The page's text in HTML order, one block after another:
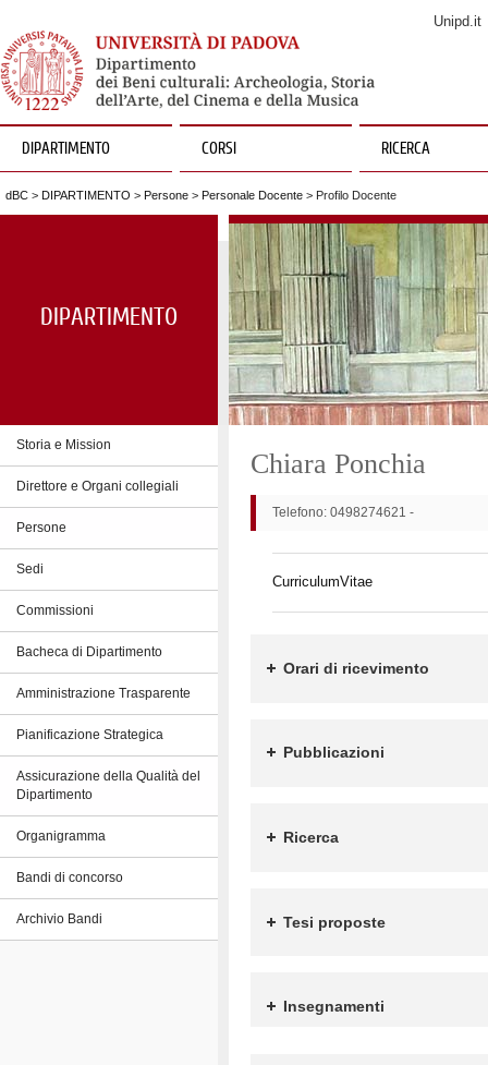
Unipd.it
DIPARTIMENTO CORSI RICERCA
dBC > DIPARTIMENTO > Persone > Personale Docente > Profilo Docente
DIPARTIMENTO
Storia e Mission
Direttore e Organi collegiali
Persone
Sedi
Commissioni
Bacheca di Dipartimento
Amministrazione Trasparente
Pianificazione Strategica
Assicurazione della Qualità del
Dipartimento
Organigramma
Bandi di concorso
Archivio Bandi
Chiara Ponchia
Telefono: 0498274621 -
CurriculumVitae
Orari di ricevimento
Pubblicazioni
Ricerca
Tesi proposte
Insegnamenti